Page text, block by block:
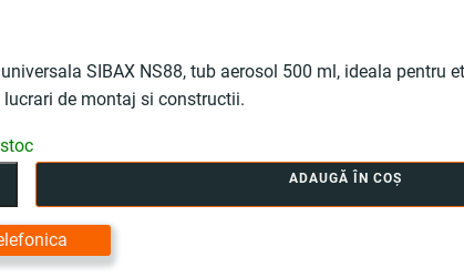
SIBAX NS88, tub aerosol 500 ml, ideala pentru
de montaj si constructii.
ADAUGĂ ÎN COȘ